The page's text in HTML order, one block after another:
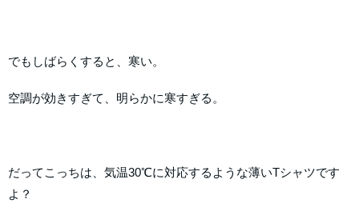
でもしばらくすると、寒い。
空調が効きすぎて、明らかに寒すぎる。
だってこっちは、気温30℃に対応するような薄いTシャツです
よ？